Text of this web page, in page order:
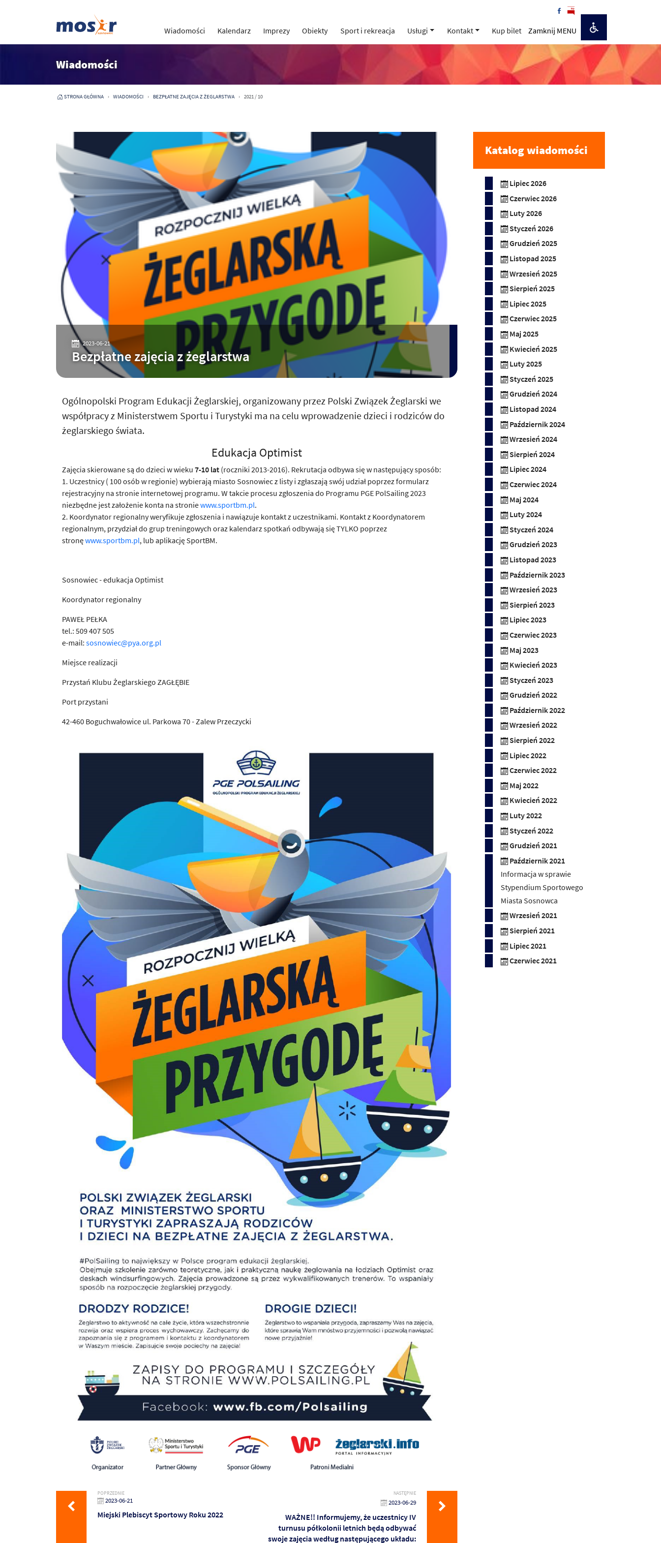
Wiadomości Kalendarz Imprezy Obiekty Sport i rekreacja Usługi Kontakt Kup bilet Zamknij MENU
Wiadomości
STRONA GŁÓWNA WIADOMOŚCI BEZPŁATNE ZAJĘCIA Z ŻEGLARSTWA 2021 / 10
2023-06-21
Bezpłatne zajęcia z żeglarstwa
Ogólnopolski Program Edukacji Żeglarskiej, organizowany przez Polski Związek Żeglarski we
współpracy z Ministerstwem Sportu i Turystyki ma na celu wprowadzenie dzieci i rodziców do
żeglarskiego świata.
Edukacja Optimist
Zajęcia skierowane są do dzieci w wieku 7-10 lat (roczniki 2013-2016). Rekrutacja odbywa się w następujący sposób:
1. Uczestnicy ( 100 osób w regionie) wybierają miasto Sosnowiec z listy i zgłaszają swój udział poprzez formularz
rejestracyjny na stronie internetowej programu. W takcie procesu zgłoszenia do Programu PGE PolSailing 2023
niezbędne jest założenie konta na stroniewww.sportbm.pl.
2. Koordynator regionalny weryfikuje zgłoszenia i nawiązuje kontakt z uczestnikami. Kontakt z Koordynatorem
regionalnym, przydział do grup treningowych oraz kalendarz spotkań odbywają się TYLKO poprzez
stronęwww.sportbm.pl, lub aplikację SportBM.
Sosnowiec - edukacja Optimist
Koordynator regionalny
PAWEŁ PEŁKA
tel.: 509 407 505
e-mail: sosnowiec@pya.org.pl
Miejsce realizacji
Przystań Klubu Żeglarskiego ZAGŁĘBIE
Port przystani
42-460 Boguchwałowice ul. Parkowa 70 - Zalew Przeczycki
POPRZEDNIE
2023-06-21
Miejski Plebiscyt Sportowy Roku 2022
NASTĘPNIE
2023-06-29
WAŻNE!! Informujemy, że uczestnicy IV
turnusu półkolonii letnich będą odbywać
swoje zajęcia według następującego układu:
Katalog wiadomości
Lipiec 2026
Czerwiec 2026
Luty 2026
Styczeń 2026
Grudzień 2025
Listopad 2025
Wrzesień 2025
Sierpień 2025
Lipiec 2025
Czerwiec 2025
Maj 2025
Kwiecień 2025
Luty 2025
Styczeń 2025
Grudzień 2024
Listopad 2024
Październik 2024
Wrzesień 2024
Sierpień 2024
Lipiec 2024
Czerwiec 2024
Maj 2024
Luty 2024
Styczeń 2024
Grudzień 2023
Listopad 2023
Październik 2023
Wrzesień 2023
Sierpień 2023
Lipiec 2023
Czerwiec 2023
Maj 2023
Kwiecień 2023
Styczeń 2023
Grudzień 2022
Październik 2022
Wrzesień 2022
Sierpień 2022
Lipiec 2022
Czerwiec 2022
Maj 2022
Kwiecień 2022
Luty 2022
Styczeń 2022
Grudzień 2021
Październik 2021
Informacja w sprawie
Stypendium Sportowego
Miasta Sosnowca
Wrzesień 2021
Sierpień 2021
Lipiec 2021
Czerwiec 2021